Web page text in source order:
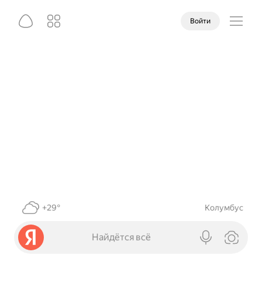
Войти
+29° Колумбус
Найдётся всё